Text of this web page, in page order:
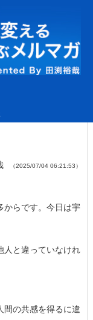
（2025/07/04 06:21:53）
からです。今日は宇
人と違っていなけれ
間の共感を得るに違